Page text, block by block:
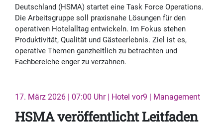
Deutschland (HSMA) startet eine Task Force Operations.
Die Arbeitsgruppe soll praxisnahe Lösungen für den
operativen Hotelalltag entwickeln. Im Fokus stehen
Produktivität, Qualität und Gästeerlebnis. Ziel ist es,
operative Themen ganzheitlich zu betrachten und
Fachbereiche enger zu verzahnen.
17. März 2026 | 07:00 Uhr | Hotel vor9 | Management
HSMA veröffentlicht Leitfaden